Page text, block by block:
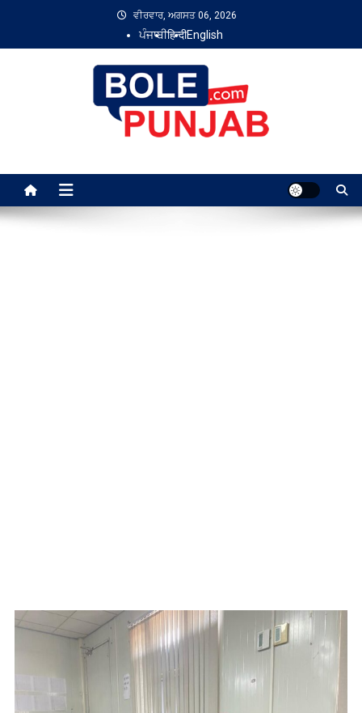
content
ਵੀਰਵਾਰ, ਅਗਸਤ 06, 2026
ਪੰਜਾਬੀहिन्दीEnglish